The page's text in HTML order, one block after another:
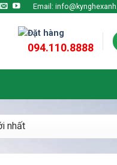
Email:
Đặt hàng
094.110.8888